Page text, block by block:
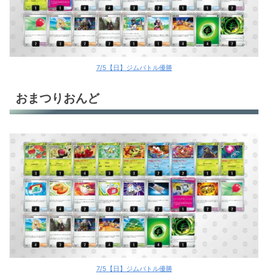
7/5【日】ジムバトル優勝
おまつりおんど
7/5【日】ジムバトル優勝